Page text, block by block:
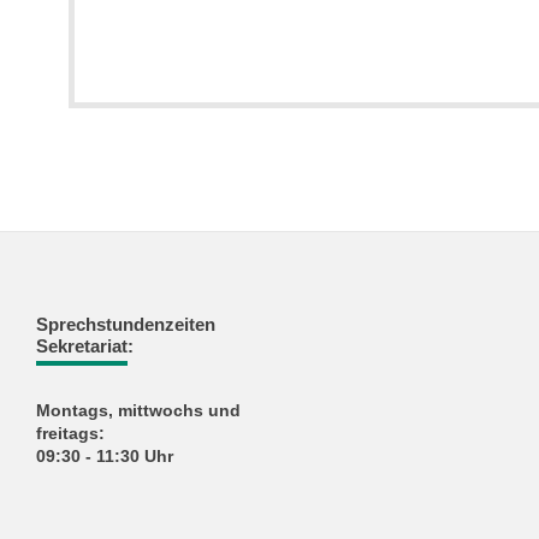
Sprechstundenzeiten
Sekretariat:
Montags, mittwochs und
freitags:
09:30 - 11:30 Uhr